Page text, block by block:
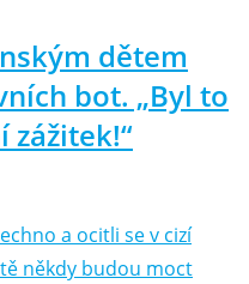
dětem
bot. „Byl to
zážitek!“
a ocitli se v cizí
někdy budou moct